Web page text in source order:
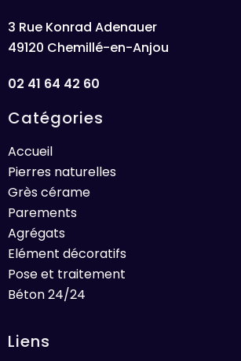
3 Rue Konrad Adenauer
49120 Chemillé-en-Anjou
02 41 64 42 60
Catégories
Accueil
Pierres naturelles
Grès cérame
Parements
Agrégats
Elément décoratifs
Pose et traitement
Béton 24/24
Liens